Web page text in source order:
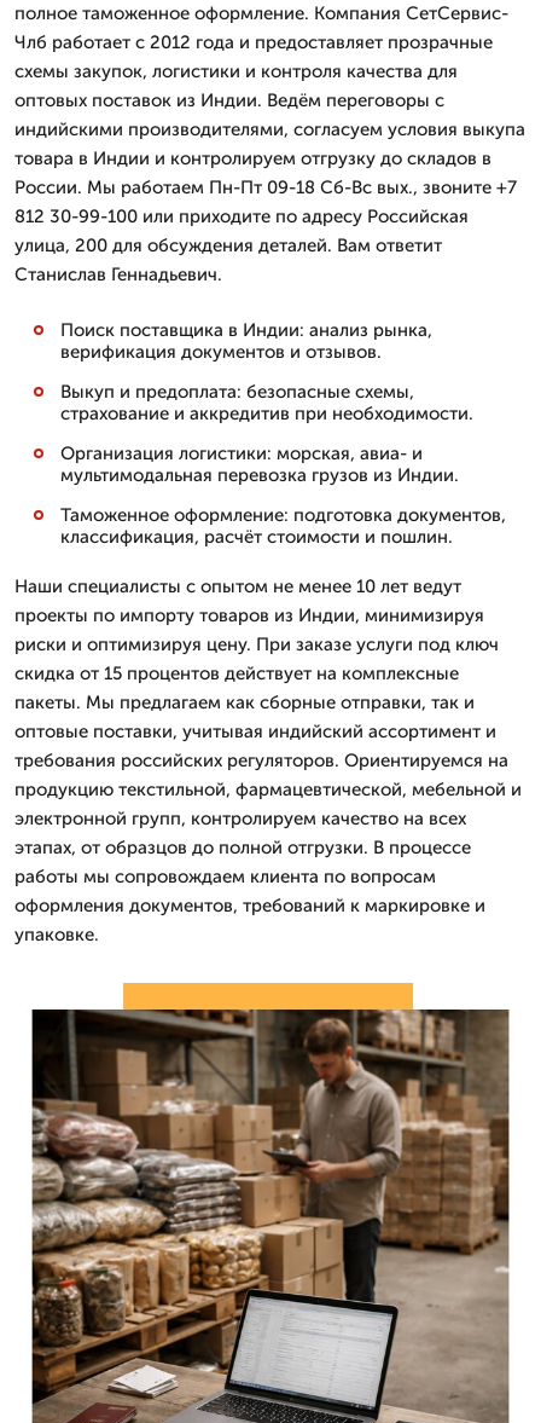
полное таможенное оформление. Компания СетСервис-
Члб работает с 2012 года и предоставляет прозрачные
схемы закупок, логистики и контроля качества для
оптовых поставок из Индии. Ведём переговоры с
индийскими производителями, согласуем условия выкупа
товара в Индии и контролируем отгрузку до складов в
России. Мы работаем Пн-Пт 09-18 Сб-Вс вых., звоните +7
812 30-99-100 или приходите по адресу Российская
улица, 200 для обсуждения деталей. Вам ответит
Станислав Геннадьевич.
Поиск поставщика в Индии: анализ рынка,
верификация документов и отзывов.
Выкуп и предоплата: безопасные схемы,
страхование и аккредитив при необходимости.
Организация логистики: морская, авиа- и
мультимодальная перевозка грузов из Индии.
Таможенное оформление: подготовка документов,
классификация, расчёт стоимости и пошлин.
Наши специалисты с опытом не менее 10 лет ведут
проекты по импорту товаров из Индии, минимизируя
риски и оптимизируя цену. При заказе услуги под ключ
скидка от 15 процентов действует на комплексные
пакеты. Мы предлагаем как сборные отправки, так и
оптовые поставки, учитывая индийский ассортимент и
требования российских регуляторов. Ориентируемся на
продукцию текстильной, фармацевтической, мебельной и
электронной групп, контролируем качество на всех
этапах, от образцов до полной отгрузки. В процессе
работы мы сопровождаем клиента по вопросам
оформления документов, требований к маркировке и
упаковке.